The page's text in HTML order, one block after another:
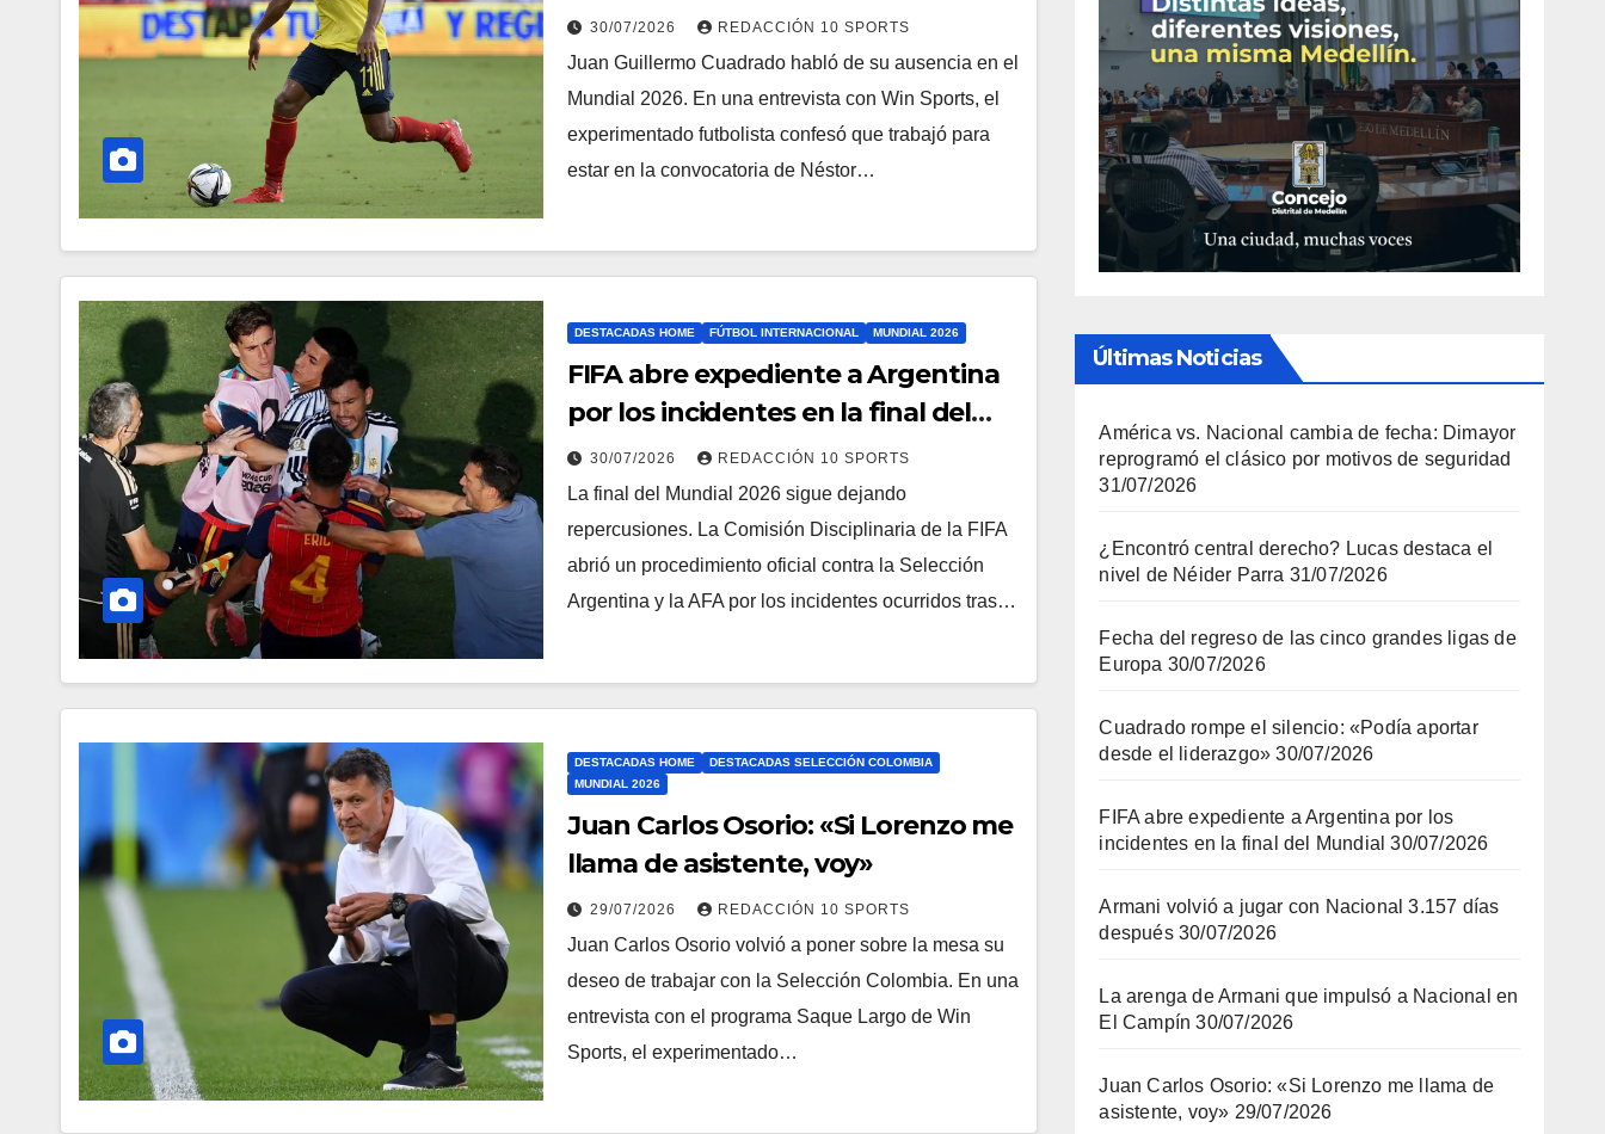
30/07/2026 REDACCIÓN 10 SPORTS
Juan Guillermo Cuadrado habló de su ausencia en el
Mundial 2026. En una entrevista con Win Sports, el
experimentado futbolista confesó que trabajó para
estar en la convocatoria de Néstor…
DESTACADAS HOME FÚTBOL INTERNACIONAL MUNDIAL 2026
FIFA abre expediente a Argentina
por los incidentes en la final del
Mundial
30/07/2026 REDACCIÓN 10 SPORTS
La final del Mundial 2026 sigue dejando
repercusiones. La Comisión Disciplinaria de la FIFA
abrió un procedimiento oficial contra la Selección
Argentina y la AFA por los incidentes ocurridos tras…
DESTACADAS HOME
DESTACADAS SELECCIÓN COLOMBIA
MUNDIAL 2026
Juan Carlos Osorio: «Si Lorenzo me
llama de asistente, voy»
29/07/2026 REDACCIÓN 10 SPORTS
Juan Carlos Osorio volvió a poner sobre la mesa su
deseo de trabajar con la Selección Colombia. En una
entrevista con el programa Saque Largo de Win
Sports, el experimentado…
Últimas Noticias
América vs. Nacional cambia de fecha: Dimayor
reprogramó el clásico por motivos de seguridad
31/07/2026
¿Encontró central derecho? Lucas destaca el
nivel de Néider Parra 31/07/2026
Fecha del regreso de las cinco grandes ligas de
Europa 30/07/2026
Cuadrado rompe el silencio: «Podía aportar
desde el liderazgo» 30/07/2026
FIFA abre expediente a Argentina por los
incidentes en la final del Mundial 30/07/2026
Armani volvió a jugar con Nacional 3.157 días
después 30/07/2026
La arenga de Armani que impulsó a Nacional en
El Campín 30/07/2026
Juan Carlos Osorio: «Si Lorenzo me llama de
asistente, voy» 29/07/2026